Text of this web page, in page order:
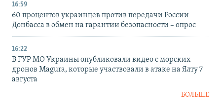
16:59
60 процентов украинцев против передачи России
Донбасса в обмен на гарантии безопасности – опрос
16:22
В ГУР МО Украины опубликовали видео с морских
дронов Magura, которые участвовали в атаке на Ялту 7
августа
БОЛЬШЕ